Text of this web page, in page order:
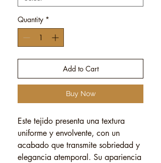
Quantity *
Add to Cart
Buy Now
Este tejido presenta una textura
uniforme y envolvente, con un
acabado que transmite sobriedad y
elegancia atemporal. Su apariencia